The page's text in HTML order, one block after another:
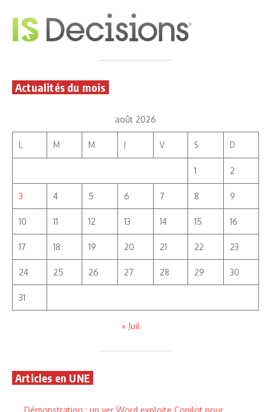
Actualités du mois
août 2026
L M M J V S D
1 2
3 4 5 6 7 8 9
10 11 12 13 14 15 16
17 18 19 20 21 22 23
24 25 26 27 28 29 30
31
« Juil
Articles en UNE
Démonstration : un ver Word exploite Copilot pour